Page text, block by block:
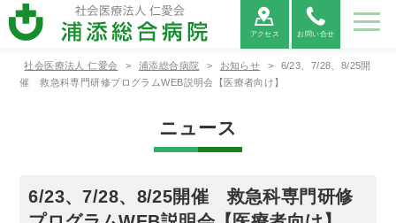
アクセス お問い合せ
病院紹
介
いさつ
いて
の公表
ご利用
案内
の方へ
受診の方
へ
見舞いの
方へ
窓口のご
案内
診療科
紹介
センター
科
内科
科
部署紹
介
部
線部
地域医
について
からの紹
介につい
て
機関のご
案内
FAX相談
について
採用情
社会医療法人 仁愛会 > 浦添総合病院 > お知らせ >
6/23、7/28、8/25開
催 救急科専門研修プログラムWEB説明会【医療者向け】
ニュース
6/23、7/28、8/25開催 救急科専門研修